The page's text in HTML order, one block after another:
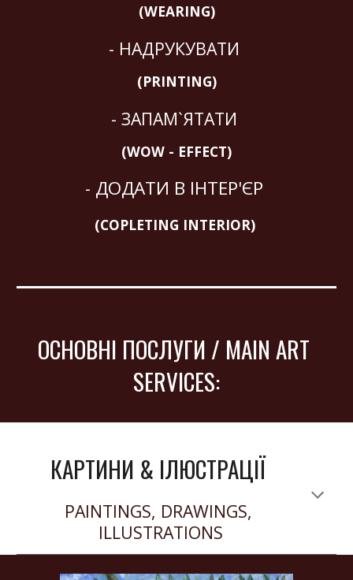
(WEARING)
- НАДРУКУВАТИ
(PRINTING)
- ЗАПАМ`ЯТАТИ
(WOW - EFFECT)
- ДОДАТИ В ІНТЕР'ЄР
(COPLETING INTERIOR)
ОСНОВНІ ПОСЛУГИ / MAIN ART
SERVICES:
КАРТИНИ & ІЛЮСТРАЦІЇ
PAINTINGS, DRAWINGS,
ILLUSTRATIONS